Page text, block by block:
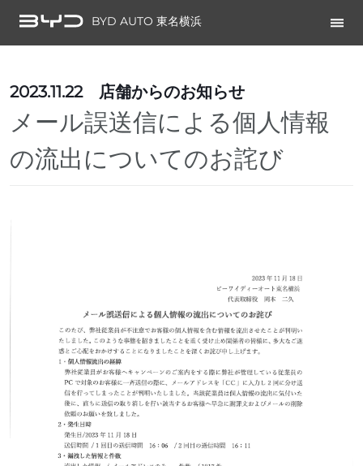
BYD AUTO 東名横浜
2023.11.22 店舗からのお知らせ
メール誤送信による個人情報
の流出についてのお詫び